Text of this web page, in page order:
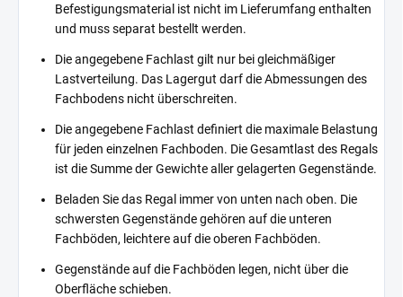
Befestigungsmaterial ist nicht im Lieferumfang enthalten
und muss separat bestellt werden.
Die angegebene Fachlast gilt nur bei gleichmäßiger
Lastverteilung. Das Lagergut darf die Abmessungen des
Fachbodens nicht überschreiten.
Die angegebene Fachlast definiert die maximale Belastung
für jeden einzelnen Fachboden. Die Gesamtlast des Regals
ist die Summe der Gewichte aller gelagerten Gegenstände.
Beladen Sie das Regal immer von unten nach oben. Die
schwersten Gegenstände gehören auf die unteren
Fachböden, leichtere auf die oberen Fachböden.
Gegenstände auf die Fachböden legen, nicht über die
Oberfläche schieben.